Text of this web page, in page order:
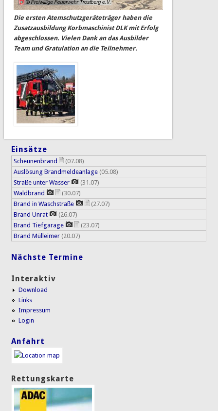
Die ersten Atemschutzgeräteträger haben die
Zusatzausbildung Korbmaschinist DLK mit Erfolg
abgeschlossen. Vielen Dank an das Ausbilder
Team und Gratulation an die Teilnehmer.
Einsätze
Scheunenbrand
(07.08)
Auslösung Brandmeldeanlage (05.08)
Straße unter Wasser
(31.07)
Waldbrand
(30.07)
Brand in Waschstraße
(27.07)
Brand Unrat
(26.07)
Brand Tiefgarage
(23.07)
Brand Mülleimer (20.07)
Nächste Termine
Interaktiv
Download
Links
Impressum
Login
Anfahrt
Rettungskarte